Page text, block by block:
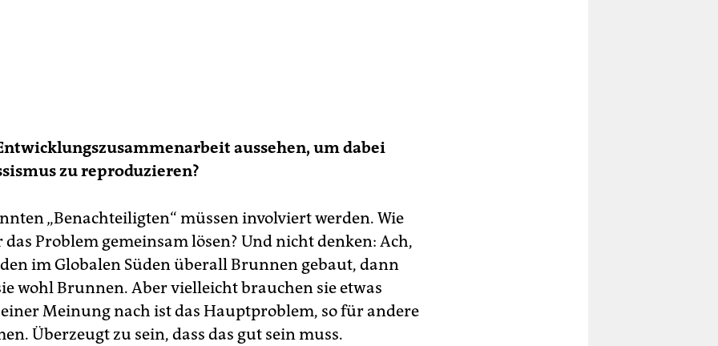
aussehen, um dabei
zu reproduzieren?
„Benachteiligten“ müssen involviert werden. Wie
Problem gemeinsam lösen? Und nicht denken: Ach,
im Globalen Süden überall Brunnen gebaut, dann
wohl Brunnen. Aber vielleicht brauchen sie etwas
Meinung nach ist das Hauptproblem, so für andere
Überzeugt zu sein, dass das gut sein muss.